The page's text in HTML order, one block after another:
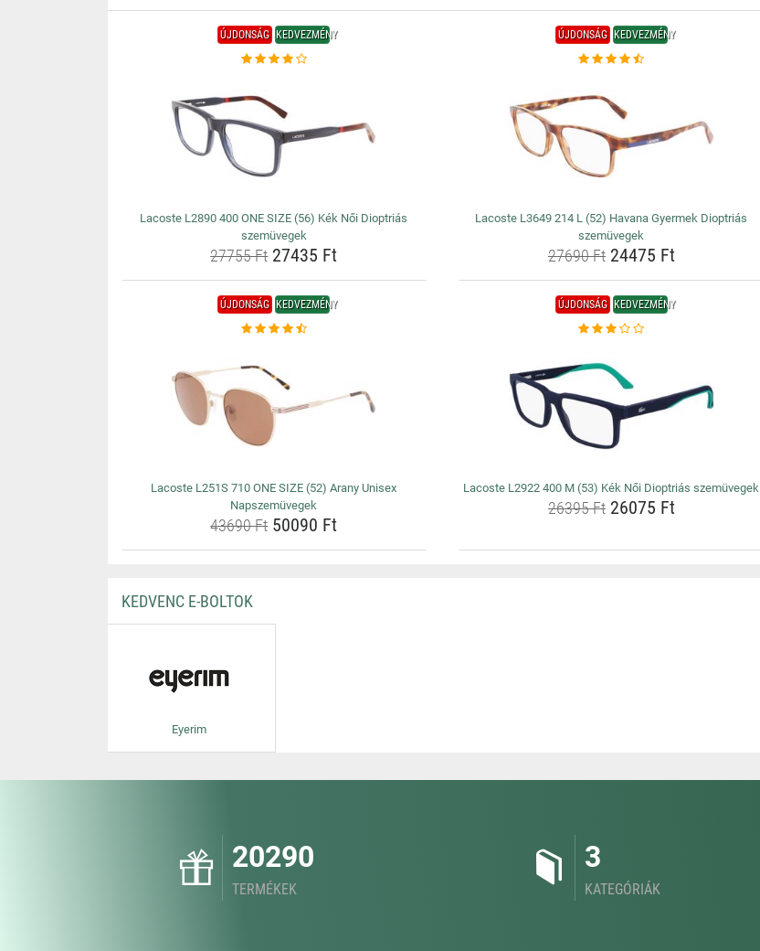
ÚJDONSÁG KEDVEZMÉNY
Lacoste L2890 400 ONE SIZE (56) Kék Női Dioptriás
szemüvegek
27755 Ft27435 Ft
ÚJDONSÁG KEDVEZMÉNY
Lacoste L3649 214 L (52) Havana Gyermek Dioptriás
szemüvegek
27690 Ft24475 Ft
ÚJDONSÁG KEDVEZMÉNY
Lacoste L251S 710 ONE SIZE (52) Arany Unisex
Napszemüvegek
43690 Ft50090 Ft
ÚJDONSÁG KEDVEZMÉNY
Lacoste L2922 400 M (53) Kék Női Dioptriás szemüvegek
26395 Ft26075 Ft
KEDVENC E-BOLTOK
Eyerim
20290
TERMÉKEK
3
KATEGÓRIÁK